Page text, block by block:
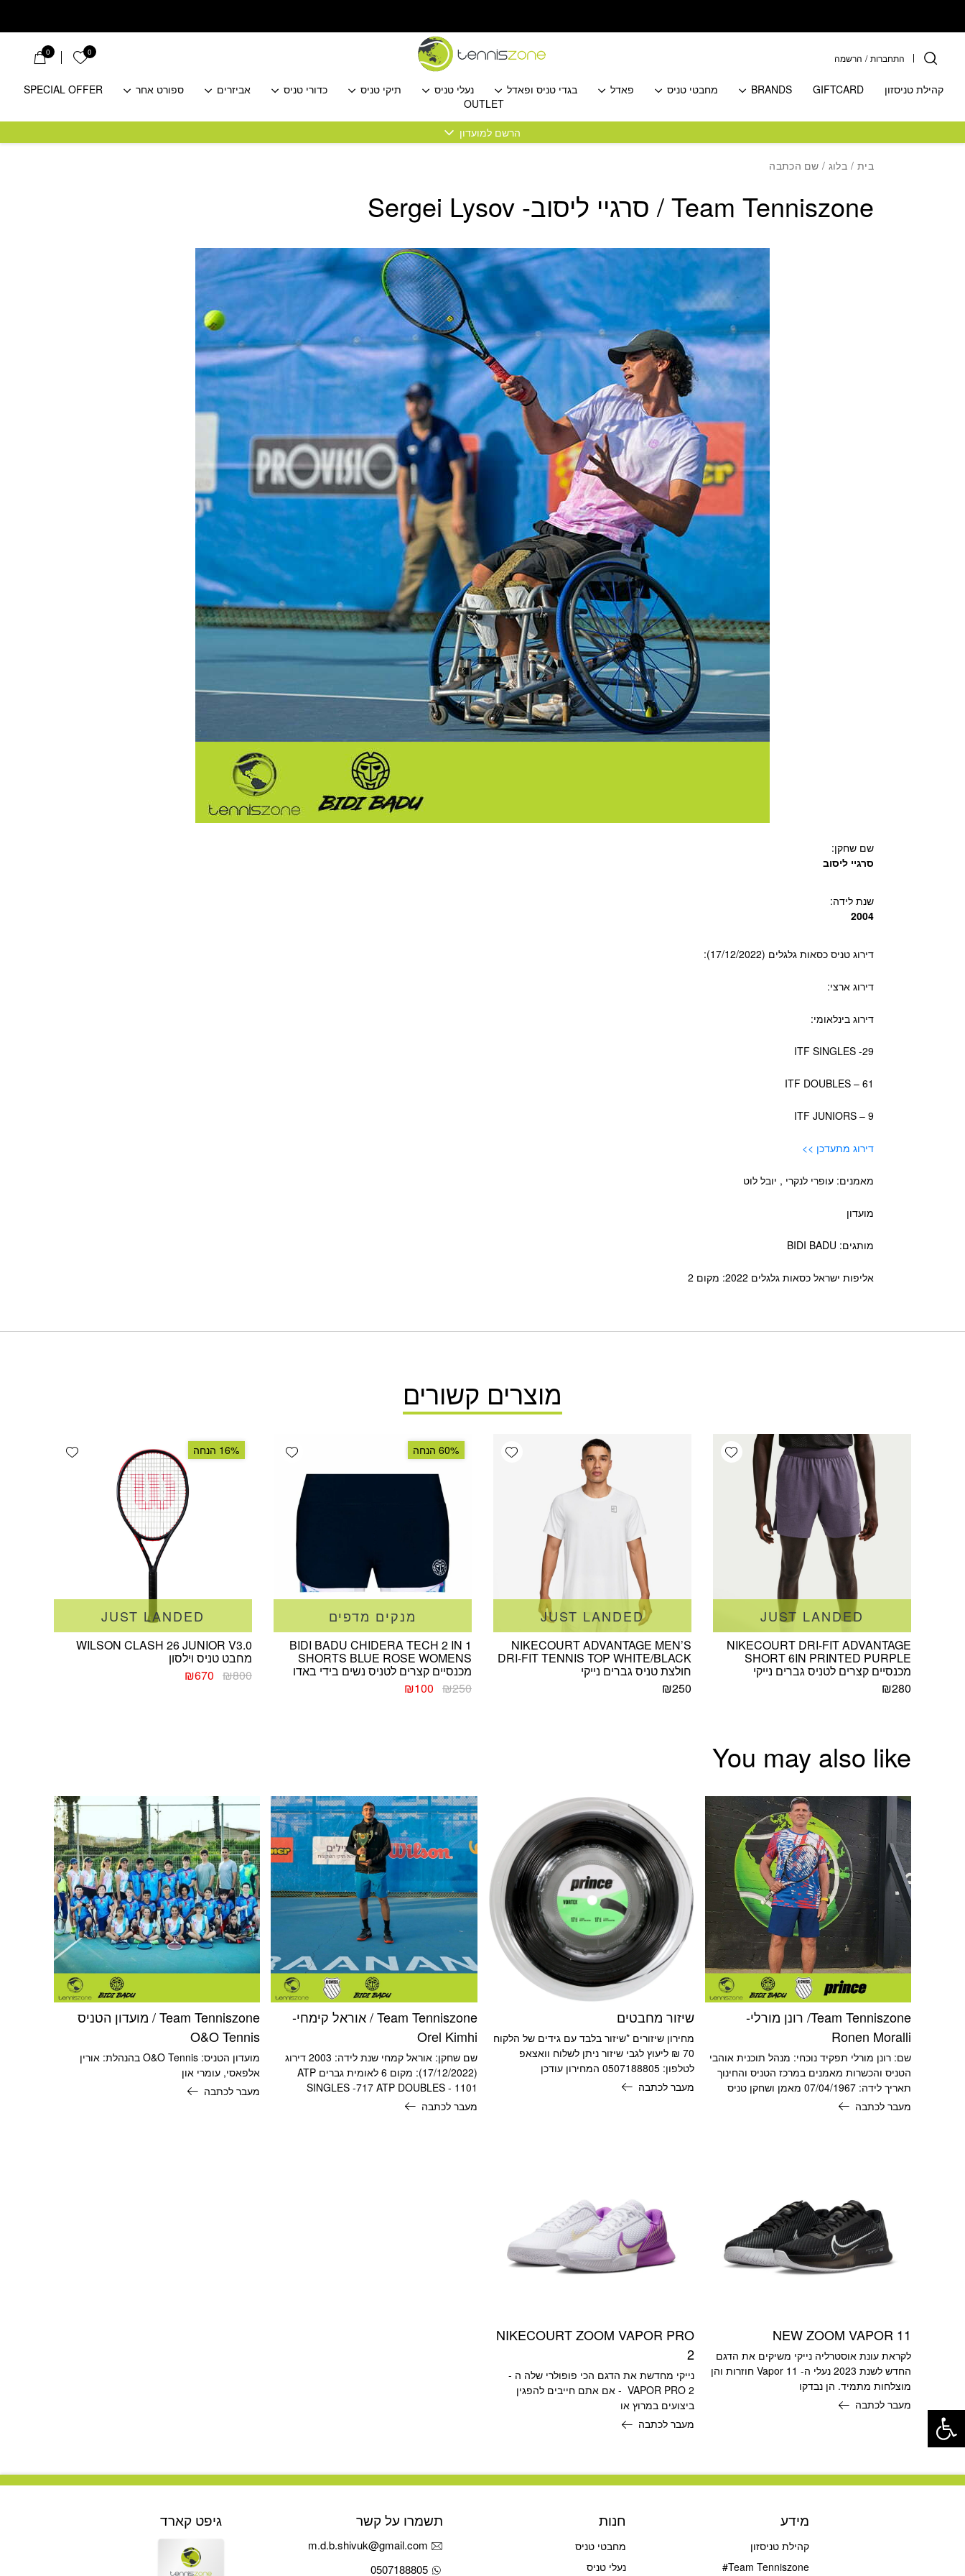
0 הרשימה שלי
0
התחברות / הרשמה
קהילת טניסזון GIFTCARD
BRANDS מחבטי טניס פאדל בגדי טניס ופאדל נעלי טניס תיקי טניס כדורי טניס אביזרים ספורט אחר
SPECIAL OFFER
OUTLET
הרשם למועדון
בית / בלוג / שם הכתבה
Team Tenniszone / סרגיי ליסוב- Sergei Lysov
שם שחקן:
סרגיי ליסוב
שנת לידה:
2004
דירוג טניס כסאות גלגלים (17/12/2022):
דירוג ארצי:
דירוג בינלאומי:
ITF SINGLES -29
ITF DOUBLES – 61
ITF JUNIORS – 9
דירוג מתעדכן >>
מאמנים: עופרי לנקרי , יובל לוט
מועדון
מותגים: BIDI BADU
אליפות ישראל כסאות גלגלים 2022: מקום 2
מוצרים קשורים
Add wishlist
JUST LANDED
NIKECOURT DRI-FIT ADVANTAGE
SHORT 6IN PRINTED PURPLE
מכנסיים קצרים לטניס גברים נייקי
₪280
Add wishlist
JUST LANDED
NIKECOURT ADVANTAGE MEN’S
DRI-FIT TENNIS TOP WHITE/BLACK
חולצת טניס גברים נייקי
₪250
Add wishlist 60% הנחה
מנקים מדפים
BIDI BADU CHIDERA TECH 2 IN 1
SHORTS BLUE ROSE WOMENS
מכנסיים קצרים לטניס נשים בידי באדו
₪250 המחיר₪100
Add wishlist 16% הנחה
JUST LANDED
WILSON CLASH 26 JUNIOR V3.0
מחבט טניס וילסון
₪800 המחיר₪670
You may also like
Team Tenniszone/ רונן מורלי-
Ronen Moralli
שם: רונן מורלי תפקיד נוכחי: מנהל תוכנית אוהבי
הטניס והכשרות מאמנים במרכז הטניס והחינוך
תאריך לידה: 07/04/1967 מאמן ושחקן טניס
מעבר לכתבה
שיזור מחבטים
מחירון שיזורים *שיזור בלבד עם גידים של הלקוח
70 ₪ ליעוץ לגבי שיזור ניתן לשלוח וואצאפ
לטלפון: 0507188805 המחירון עודכן
מעבר לכתבה
Team Tenniszone / אוראל קימחי-
Orel Kimhi
שם שחקן: אוראל קמחי שנת לידה: 2003 דירוג
(17/12/2022): מקום 6 לאומית גברים ATP
SINGLES -717 ATP DOUBLES - 1101
מעבר לכתבה
Team Tenniszone / מועדון הטניס
O&O Tennis
מועדון הטניס: O&O Tennis בהנהלת: אורין
אלפאסי, עומרי און
מעבר לכתבה
NEW ZOOM VAPOR 11
לקראת עונת אוסטרליה נייקי משיקים את הדגם
החדש לשנת 2023 נעלי ה- Vapor 11 חוזרות והן
מוצלחות מתמיד. הן נבדקו
מעבר לכתבה
NIKECOURT ZOOM VAPOR PRO
2
נייקי מחדשת את הדגם הכי פופולרי שלה ה -
VAPOR PRO 2 - אם אתם חייבים להפגין
ביצועים במרוץ או
מעבר לכתבה
מידע
קהילת טניסזון
Team Tenniszone#
חנות
מחבטי טניס
נעלי טניס
תשמרו על קשר
m.d.b.shivuk@gmail.com
0507188805
גיפט קארד
פתח סרגל נגישות